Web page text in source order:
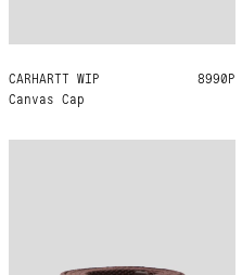
CARHARTT WIP
Canvas Cap
ONE SIZE 8990Р